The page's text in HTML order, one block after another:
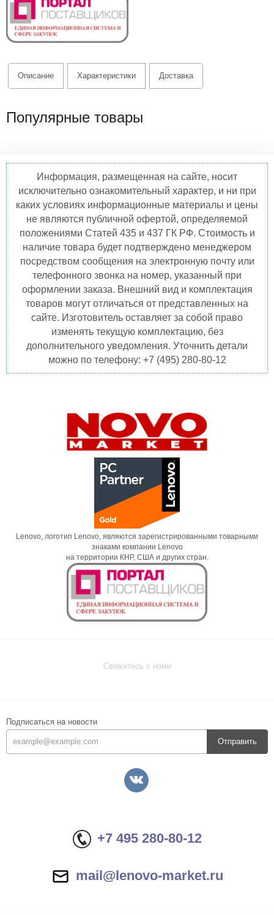
Описание Характеристики Доставка
Популярные товары
Информация, размещенная на сайте, носит
исключительно ознакомительный характер, и ни при
каких условиях информационные материалы и цены
не являются публичной офертой, определяемой
положениями Статей 435 и 437 ГК РФ. Стоимость и
наличие товара будет подтверждено менеджером
посредством сообщения на электронную почту или
телефонного звонка на номер, указанный при
оформлении заказа. Внешний вид и комплектация
товаров могут отличаться от представленных на
сайте. Изготовитель оставляет за собой право
изменять текущую комплектацию, без
дополнительного уведомления. Уточнить детали
можно по телефону: +7 (495) 280-80-12
Lenovo, логотип Lenovo, являются зарегистрированными товарными
знаками компании Lenovo
на территории КНР, США и других стран.
Свяжитесь с нами
Подписаться на новости
Отправить
+7 495 280-80-12
mail@lenovo-market.ru